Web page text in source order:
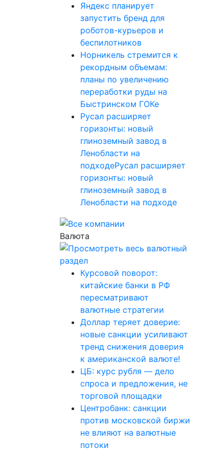
Яндекс планирует
запустить бренд для
роботов-курьеров и
беспилотников
Норникель стремится к
рекордным объемам:
планы по увеличению
переработки руды на
Быстринском ГОКе
Русал расширяет
горизонты: новый
глиноземный завод в
Ленобласти на
подходеРусал расширяет
горизонты: новый
глиноземный завод в
Ленобласти на подходе
Валюта
Курсовой поворот:
китайские банки в РФ
пересматривают
валютные стратегии
Доллар теряет доверие:
новые санкции усиливают
тренд снижения доверия
к американской валюте!
ЦБ: курс рубля — дело
спроса и предложения, не
торговой площадки
Центробанк: санкции
против московской биржи
не влияют на валютные
потоки